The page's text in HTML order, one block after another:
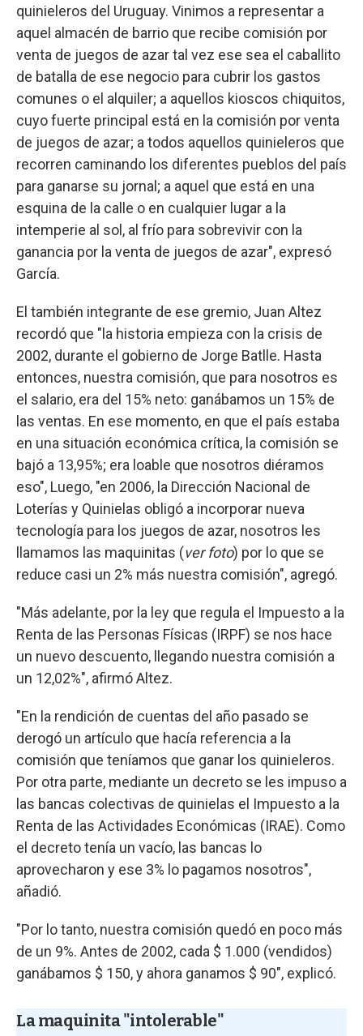
quinieleros del Uruguay. Vinimos a representar a
aquel almacén de barrio que recibe comisión por
venta de juegos de azar tal vez ese sea el caballito
de batalla de ese negocio para cubrir los gastos
comunes o el alquiler; a aquellos kioscos chiquitos,
cuyo fuerte principal está en la comisión por venta
de juegos de azar; a todos aquellos quinieleros que
recorren caminando los diferentes pueblos del país
para ganarse su jornal; a aquel que está en una
esquina de la calle o en cualquier lugar a la
intemperie al sol, al frío para sobrevivir con la
ganancia por la venta de juegos de azar", expresó
García.
El también integrante de ese gremio, Juan Altez
recordó que "la historia empieza con la crisis de
2002, durante el gobierno de Jorge Batlle. Hasta
entonces, nuestra comisión, que para nosotros es
el salario, era del 15% neto: ganábamos un 15% de
las ventas. En ese momento, en que el país estaba
en una situación económica crítica, la comisión se
bajó a 13,95%; era loable que nosotros diéramos
eso", Luego, "en 2006, la Dirección Nacional de
Loterías y Quinielas obligó a incorporar nueva
tecnología para los juegos de azar, nosotros les
llamamos las maquinitas (ver foto) por lo que se
reduce casi un 2% más nuestra comisión", agregó.
"Más adelante, por la ley que regula el Impuesto a la
Renta de las Personas Físicas (IRPF) se nos hace
un nuevo descuento, llegando nuestra comisión a
un 12,02%", afirmó Altez.
"En la rendición de cuentas del año pasado se
derogó un artículo que hacía referencia a la
comisión que teníamos que ganar los quinieleros.
Por otra parte, mediante un decreto se les impuso a
las bancas colectivas de quinielas el Impuesto a la
Renta de las Actividades Económicas (IRAE). Como
el decreto tenía un vacío, las bancas lo
aprovecharon y ese 3% lo pagamos nosotros",
añadió.
"Por lo tanto, nuestra comisión quedó en poco más
de un 9%. Antes de 2002, cada $ 1.000 (vendidos)
ganábamos $ 150, y ahora ganamos $ 90", explicó.
La maquinita "intolerable"